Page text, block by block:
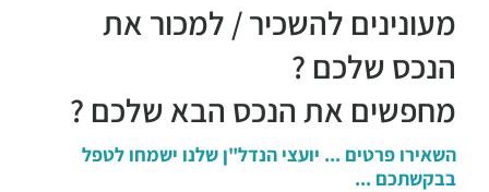
מעונינים להשכיר / למכור את
הנכס שלכם ?
מחפשים את הנכס הבא שלכם ?
השאירו פרטים ... יועצי הנדל"ן שלנו ישמחו לטפל
בבקשתכם ...